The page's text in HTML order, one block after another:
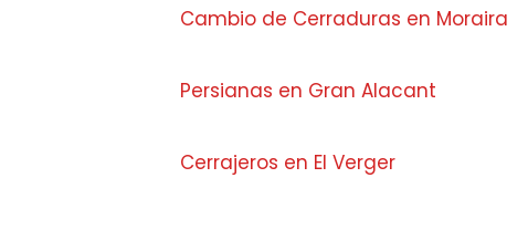
Cambio de Cerraduras en Moraira
Persianas en Gran Alacant
Cerrajeros en El Verger